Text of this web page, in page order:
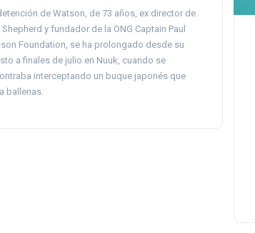
de Watson, de 73 años, ex director de
Shepherd y fundador de la ONG Captain Paul
Foundation, se ha prolongado desde su
a finales de julio en Nuuk, cuando se
interceptando un buque japonés que
ballenas.